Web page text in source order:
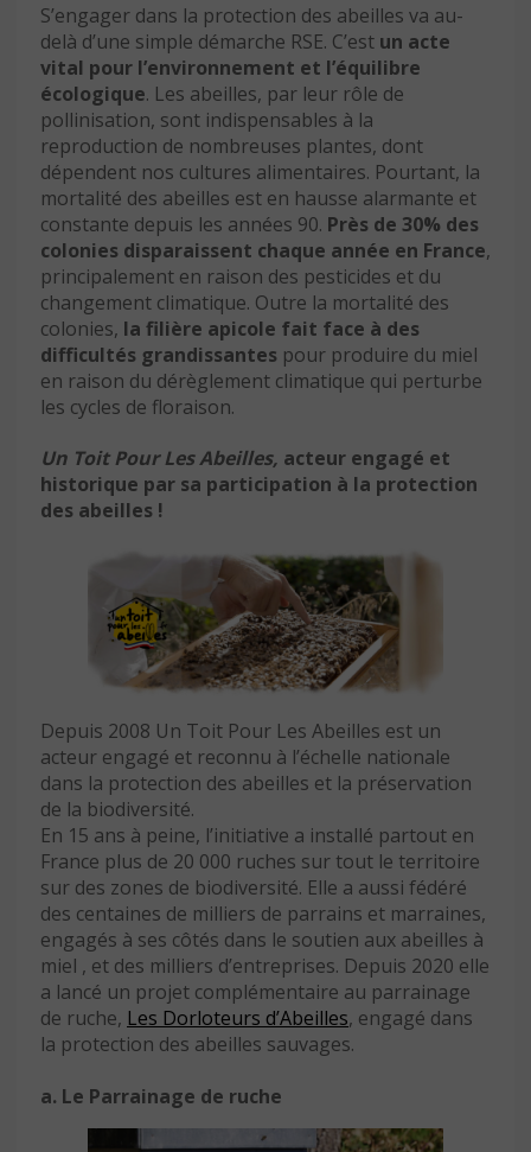
S’engager dans la protection des abeilles va au-
delà d’une simple démarche RSE. C’est un acte
vital pour l’environnement et l’équilibre
écologique. Les abeilles, par leur rôle de
pollinisation, sont indispensables à la
reproduction de nombreuses plantes, dont
dépendent nos cultures alimentaires. Pourtant, la
mortalité des abeilles est en hausse alarmante et
constante depuis les années 90. Près de 30% des
colonies disparaissent chaque année en France,
principalement en raison des pesticides et du
changement climatique. Outre la mortalité des
colonies, la filière apicole fait face à des
difficultés grandissantes pour produire du miel
en raison du dérèglement climatique qui perturbe
les cycles de floraison.
Un Toit Pour Les Abeilles, acteur engagé et
historique par sa participation à la protection
des abeilles !
Depuis 2008 Un Toit Pour Les Abeilles est un
acteur engagé et reconnu à l’échelle nationale
dans la protection des abeilles et la préservation
de la biodiversité.
En 15 ans à peine, l’initiative a installé partout en
France plus de 20 000 ruches sur tout le territoire
sur des zones de biodiversité. Elle a aussi fédéré
des centaines de milliers de parrains et marraines,
engagés à ses côtés dans le soutien aux abeilles à
miel , et des milliers d’entreprises. Depuis 2020 elle
a lancé un projet complémentaire au parrainage
de ruche, Les Dorloteurs d’Abeilles, engagé dans
la protection des abeilles sauvages.
a. Le Parrainage de ruche